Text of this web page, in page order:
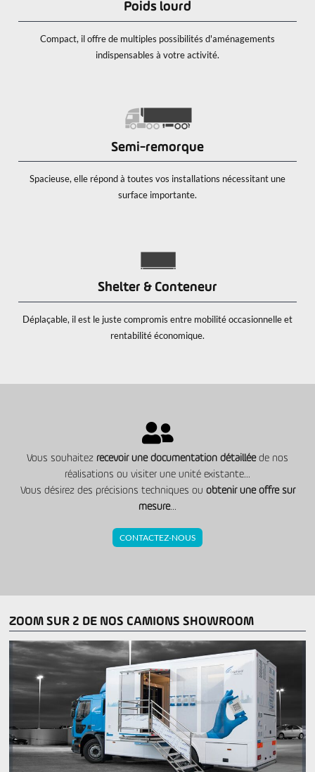
Poids lourd
Compact, il offre de multiples possibilités d'aménagements
indispensables à votre activité.
Semi-remorque
Spacieuse, elle répond à toutes vos installations nécessitant une
surface importante.
Shelter & Conteneur
Déplaçable, il est le juste compromis entre mobilité occasionnelle et
rentabilité économique.
Vous souhaitez recevoir une documentation détailléede nos
réalisations ou visiter une unité existante...
Vous désirez des précisions techniques ou obtenir une offre sur
mesure...
CONTACTEZ-NOUS
ZOOM SUR 2 DE NOS CAMIONS SHOWROOM